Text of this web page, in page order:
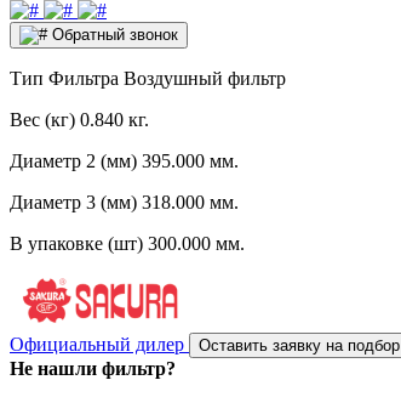
Обратный звонок
Тип Фильтра Воздушный фильтр
Вес (кг) 0.840 кг.
Диаметр 2 (мм) 395.000 мм.
Диаметр 3 (мм) 318.000 мм.
В упаковке (шт) 300.000 мм.
Официальный дилер Оставить заявку на подбор
Не нашли фильтр?